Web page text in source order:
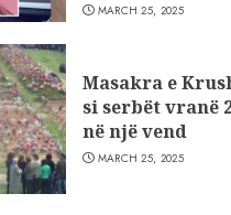
MARCH 25, 2025
Masakra e
si serbët vranë
në një vend
MARCH 25, 2025